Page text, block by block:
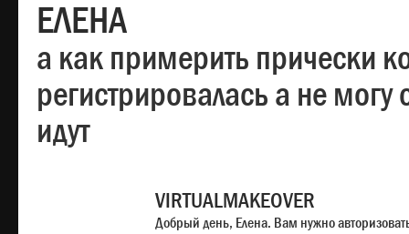
ЕЛЕНА
а как примерить прически
регистрировалась а не
идут
VIRTUALMAKEOVER
Добрый день, Елена. Вам нужно